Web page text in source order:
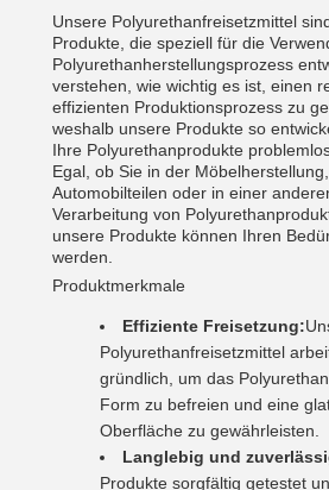
Unsere Polyurethanfreisetzmittel
Produkte, die speziell für die
Polyurethanherstellungsprozess
verstehen, wie wichtig es ist, einen
effizienten Produktionsprozess zu
weshalb unsere Produkte so
Ihre Polyurethanprodukte
Egal, ob Sie in der
Automobilteilen oder in einer
Verarbeitung von
unsere Produkte können Ihren
werden.
Produktmerkmale
Effiziente Freisetzung:
Polyurethanfreisetzmittel
gründlich, um das
Form zu befreien und eine
Oberfläche zu gewährleisten.
Langlebig und
Produkte sorgfältig getestet